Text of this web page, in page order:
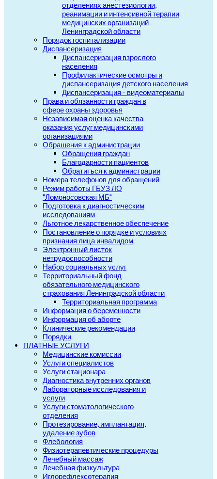
отделениях анестезиологии,
реанимации и интенсивной терапии
медицинских организаций
Ленинградской области
Порядок госпитализации
Диспансеризация
Диспансеризация взрослого
населения
Профилактические осмотры и
диспансеризация детского населения
Диспансеризация - видеоматериалы
Права и обязанности граждан в
сфере охраны здоровья
Независимая оценка качества
оказания услуг медицинскими
организациями
Обращения к администрации
Обращения граждан
Благодарности пациентов
Обратиться к администрации
Номера телефонов для обращений
Режим работы ГБУЗ ЛО
"Ломоносовская МБ"
Подготовка к диагностическим
исследованиям
Льготное лекарственное обеспечение
Постановление о порядке и условиях
признания лица инвалидом
Электронный листок
нетрудоспособности
Набор социальных услуг
Территориальный фонд
обязательного медицинского
страхования Ленинградской области
Территориальная программа
Информация о беременности
Информация об аборте
Клинические рекомендации
Порядки
ПЛАТНЫЕ УСЛУГИ
Медицинские комиссии
Услуги специалистов
Услуги стационара
Диагностика внутренних органов
Лабораторные исследования и
услуги
Услуги стоматологического
отделения
Протезирование, имплантация,
удаление зубов
Флебология
Физиотерапевтические процедуры
Лечебный массаж
Лечебная физкультура
Иглорефлексотерапия